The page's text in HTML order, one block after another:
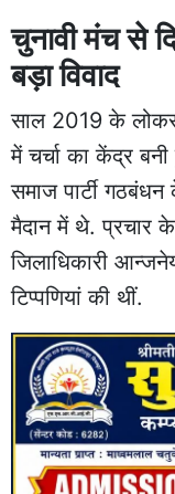
चुनावी मंच से
बड़ा विवाद
साल 2019 के
में चर्चा का केंद्र
समाज पार्टी
मैदान में थे. प्रचार
जिलाधिकारी
टिप्पणियां की थीं.